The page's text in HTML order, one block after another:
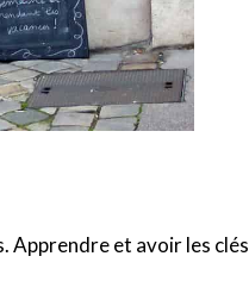
et avoir les